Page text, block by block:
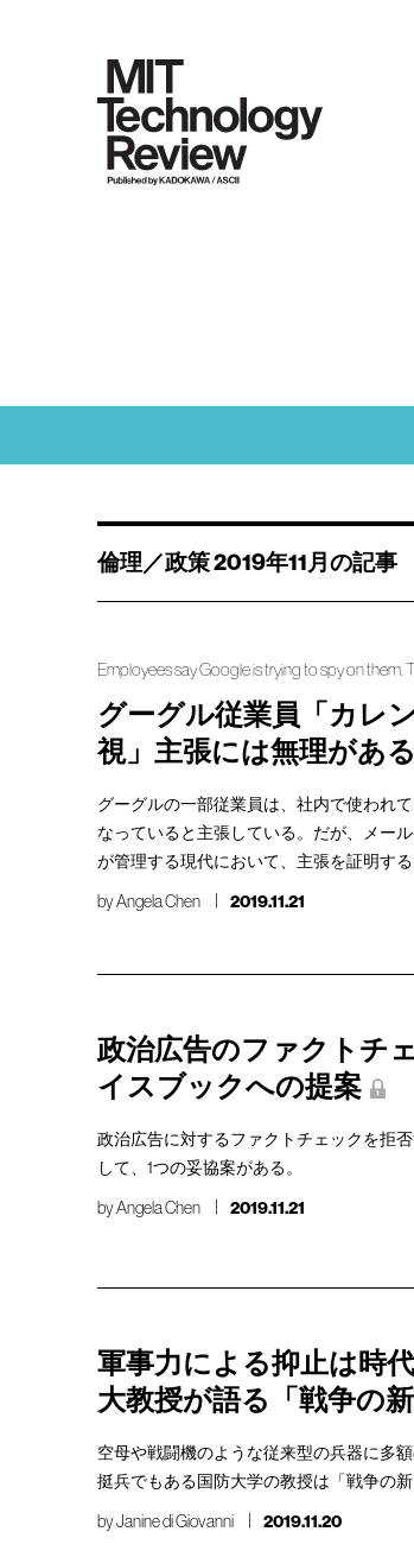
倫理／政策 2019年11月の記事
Employees say Google is trying to spy on them.
グーグル従業員「カレ
視」主張には無理がある
グーグルの一部従業員は、社内で使われ
なっていると主張している。だが、メー
が管理する現代において、主張を証明する
byAngela Chen 2019.11.21
政治広告のファクトチ
イスブックへの提案
政治広告に対するファクトチェックを拒
して、1つの妥協案がある。
byAngela Chen 2019.11.21
軍事力による抑止は時
大教授が語る「戦争の
空母や戦闘機のような従来型の兵器に
挺兵でもある国防大学の教授は「戦争の新
byJanine di Giovanni 2019.11.20